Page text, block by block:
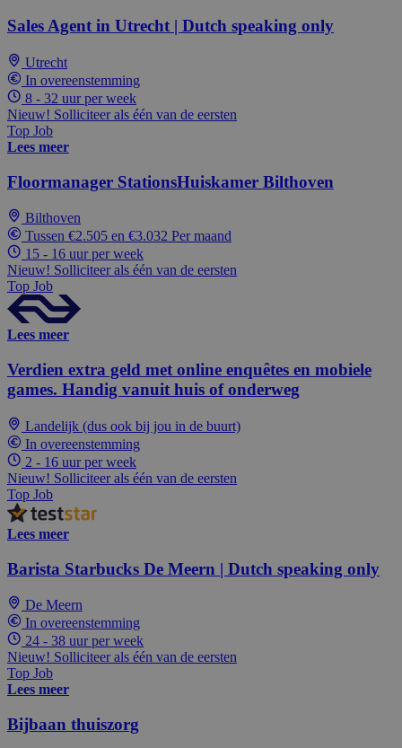
Sales Agent in Utrecht | Dutch speaking only
Utrecht
In overeenstemming
8 - 32 uur per week
Nieuw! Solliciteer als één van de eersten
Top Job
Lees meer
Floormanager StationsHuiskamer Bilthoven
Bilthoven
Tussen €2.505 en €3.032 Per maand
15 - 16 uur per week
Nieuw! Solliciteer als één van de eersten
Top Job
Lees meer
Verdien extra geld met online enquêtes en mobiele
games. Handig vanuit huis of onderweg
Landelijk (dus ook bij jou in de buurt)
In overeenstemming
2 - 16 uur per week
Nieuw! Solliciteer als één van de eersten
Top Job
Lees meer
Barista Starbucks De Meern | Dutch speaking only
De Meern
In overeenstemming
24 - 38 uur per week
Nieuw! Solliciteer als één van de eersten
Top Job
Lees meer
Bijbaan thuiszorg